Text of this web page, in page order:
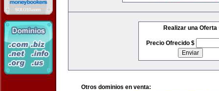
Realizar una Oferta
Precio Ofrecido $
Otros dominios en venta: